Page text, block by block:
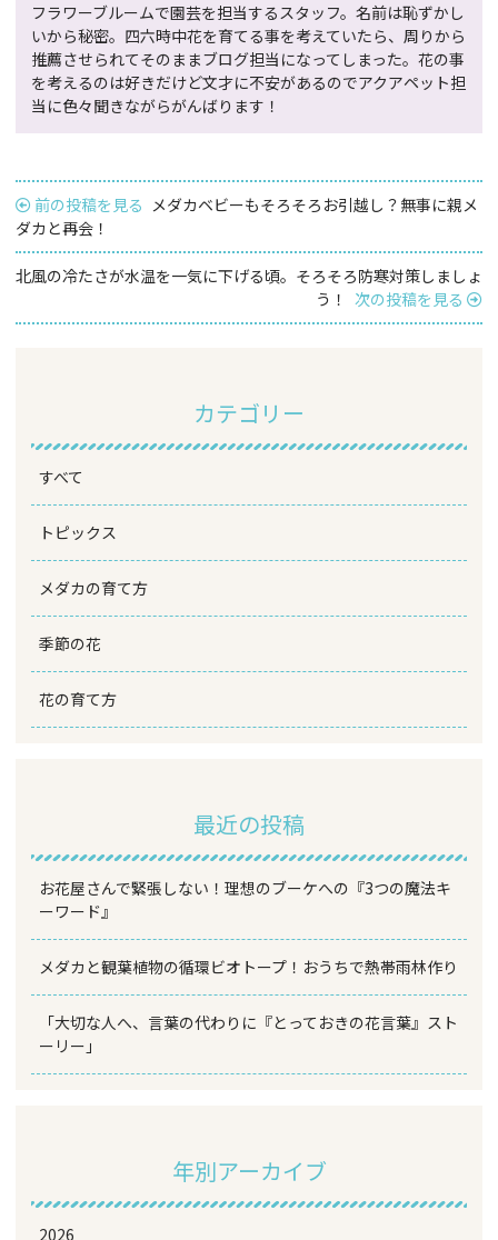
フラワーブルームで園芸を担当するスタッフ。名前は恥ずかし
いから秘密。四六時中花を育てる事を考えていたら、周りから
推薦させられてそのままブログ担当になってしまった。花の事
を考えるのは好きだけど文才に不安があるのでアクアペット担
当に色々聞きながらがんばります！
前の投稿を見る メダカベビーもそろそろお引越し？無事に親メ
ダカと再会！
北風の冷たさが水温を一気に下げる頃。そろそろ防寒対策しましょ
う！
次の投稿を見る
カテゴリー
すべて
トピックス
メダカの育て方
季節の花
花の育て方
最近の投稿
お花屋さんで緊張しない！理想のブーケへの『3つの魔法キ
ーワード』
メダカと観葉植物の循環ビオトープ！おうちで熱帯雨林作り
「大切な人へ、言葉の代わりに『とっておきの花言葉』スト
ーリー」
年別アーカイブ
2026